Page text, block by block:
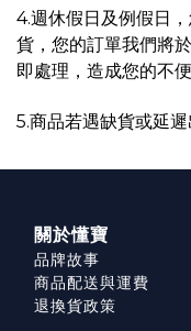
4.週休假日及例假日
貨 ，您的訂單我們將
即處理 ，造成您的不
5.商品若遇缺貨或延
關於懂寶
品牌故事
商品配送與運費
退換貨政策